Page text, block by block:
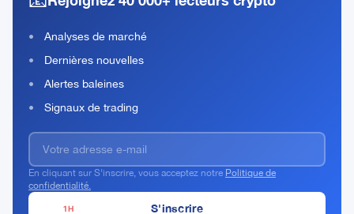
KAITO
$0.9042
1H
Analyses de marché
Dernières nouvelles
Alertes baleines
Signaux de trading
En cliquant sur S'inscrire, vous acceptez notre Politique de
confidentialité.